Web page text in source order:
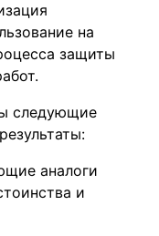
на
защиты
следующие
аналоги
и